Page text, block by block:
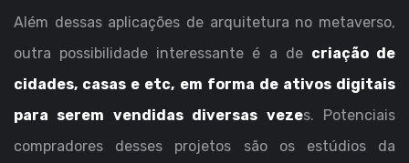
Além dessas aplicações de arquitetura no metaverso,
outra possibilidade interessante é a de criação de
cidades, casas e etc, em forma de ativos digitais
para serem vendidas diversas vezes. Potenciais
compradores desses projetos são os estúdios da